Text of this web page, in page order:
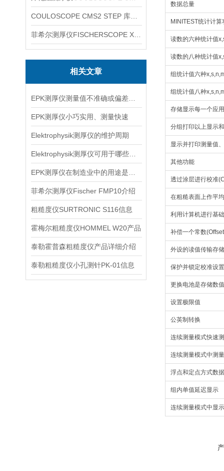
相关文章
EPK测厚仪小巧实用、测量快速
Elektrophysik测厚仪的维护周期
菲希尔测厚仪Fischer FMP10介绍
粗糙度仪SURTRONIC S116信息
霍梅尔粗糙度仪HOMMEL W20产品
泰勒霍普森粗糙度仪产品详细介绍
泰勒粗糙度仪小孔测针PK-01信息
数据总量
MINITEST统计计算
读数的六种统计值
读数的八种统计值
组统计值六种
组统计值八种
存储显示每一个应
分组打印以上显示
显示并打印测量值
其他功能
透过涂层进行校准
在粗糙表面上作平
利用计算机进行基
补偿一个常数
外设的读值传输存
保护并锁定校准设置
更换电池是存储数值
设置极限值
公英制转换
连续测量模式快速
连续测量模式中测
浮点和定点方式数
组内单值延迟显示
连续测量模式中显